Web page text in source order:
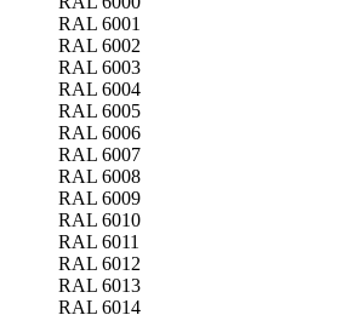
RAL 6001
RAL 6002
RAL 6003
RAL 6004
RAL 6005
RAL 6006
RAL 6007
RAL 6008
RAL 6009
RAL 6010
RAL 6011
RAL 6012
RAL 6013
RAL 6014